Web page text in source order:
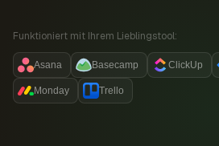
Funktioniert mit Ihrem Lieblingstool:
Asana Basecamp ClickUp
Monday Trello